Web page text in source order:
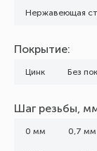
Нержавеющая
Покрытие:
Цинк Без
Шаг резьбы,
0 мм 0,7 мм